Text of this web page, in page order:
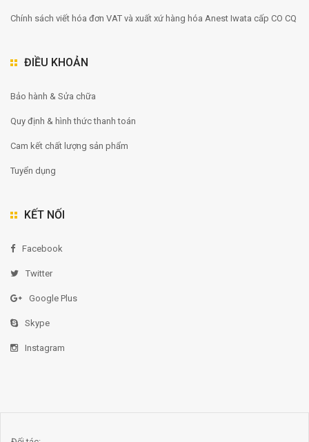
Chính sách viết hóa đơn VAT và xuất xứ hàng hóa Anest Iwata cấp CO CQ
ĐIỀU KHOẢN
Bảo hành & Sửa chữa
Quy định & hình thức thanh toán
Cam kết chất lượng sản phẩm
Tuyển dụng
KẾT NỐI
Facebook
Twitter
Google Plus
Skype
Instagram